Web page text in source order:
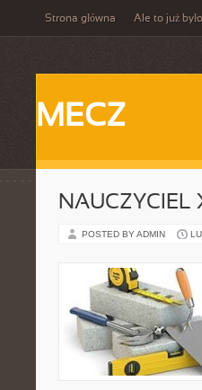
Strona główna Ale to już było
MECZ
NAUCZYCIEL
POSTED BY ADMIN